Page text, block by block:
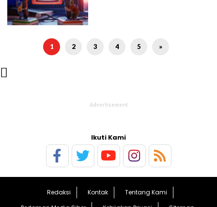
1 2 3 4 5 »

Ikuti Kami
Redaksi Kontak
Tentang Kami